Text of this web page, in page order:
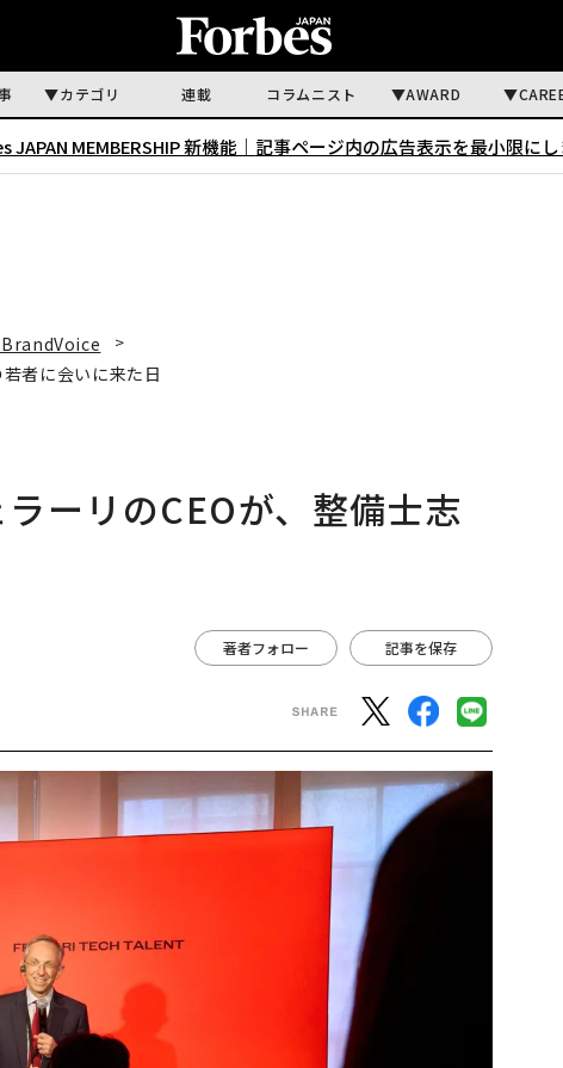
カテゴリ 連載 コラムニスト AWARD
JAPAN MEMBERSHIP 新機能｜ 記事ページ内の広告表示を最小限に
者に会いに来た日
ーリのCEOが、整備士志
著者フォロー 記事を保存